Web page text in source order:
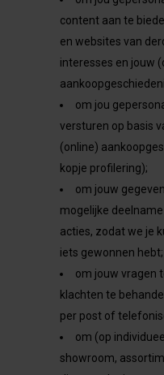
content aan te
en websites van
interesses en jouw
om jou
versturen op basis
(online)
kopje profilering);
om jouw
mogelijke
acties, zodat we je
iets gewonnen hebt;
om jouw vragen
klachten te
per post of
om (op
showroom,